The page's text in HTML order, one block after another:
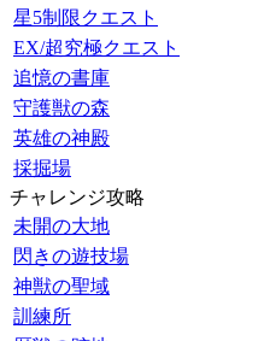
星5制限クエスト
EX/超究極クエスト
追憶の書庫
守護獣の森
英雄の神殿
採掘場
チャレンジ攻略
未開の大地
閃きの遊技場
神獣の聖域
訓練所